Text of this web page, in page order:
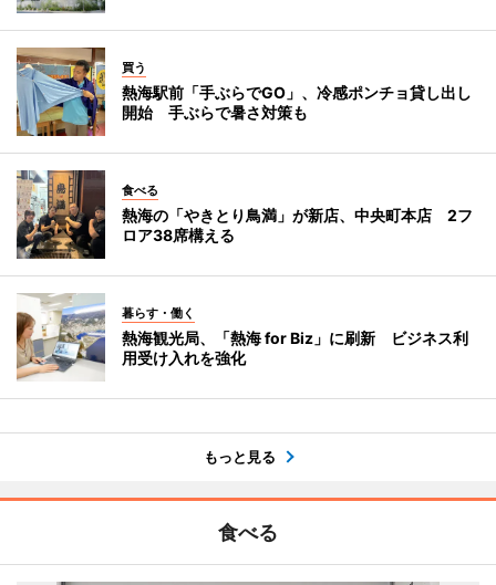
買う
熱海駅前「手ぶらでGO」、冷感ポンチョ貸し出し
開始 手ぶらで暑さ対策も
食べる
熱海の「やきとり鳥満」が新店、中央町本店 2フ
ロア38席構える
暮らす・働く
熱海観光局、「熱海 for Biz」に刷新 ビジネス利
用受け入れを強化
もっと見る
食べる